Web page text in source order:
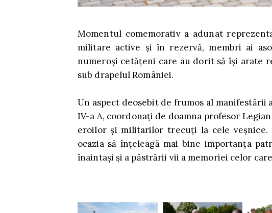
Momentul comemorativ a adunat
militare active și în rezervă, membri ai
numeroși cetățeni care au dorit să își arate
sub drapelul României.
Un aspect deosebit de frumos al manifestării
IV-a A, coordonați de doamna profesor
eroilor și militarilor trecuți la cele
ocazia să înțeleagă mai bine importanța
înaintași și a păstrării vii a memoriei celor